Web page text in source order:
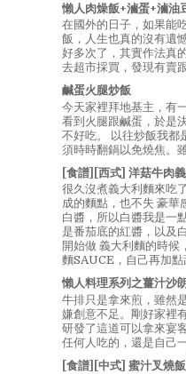
懶人肉燥飯+滷蛋+滷油
在國外的日子，如果能
飯，人生也真的沒有遺
好多次了，其實作法真
去超市採買，發現有賣
鹹蛋火腿炒飯
今天家裡拜地基主，有
看到火腿跟鹹蛋，於是
不好吃。 以往炒飯我都
須時時翻鍋以免燒焦。
[食譜][西式] 洋菇牛肉
很久沒煮義大利麵來吃
成的麵點，也不失 豪華
白醬，所以白醬我是一
是番茄底的紅醬，以及
開始做 義大利麵的時候
麵SAUCE，自己再加點
懶人料理系列之薑汁沙
牛排只是拿來煎，雖然
嫌創意不足。剛好家裡
研發了這道可以拿來宴
任何人吃的，還是自己
[食譜][中式] 蜜汁叉燒